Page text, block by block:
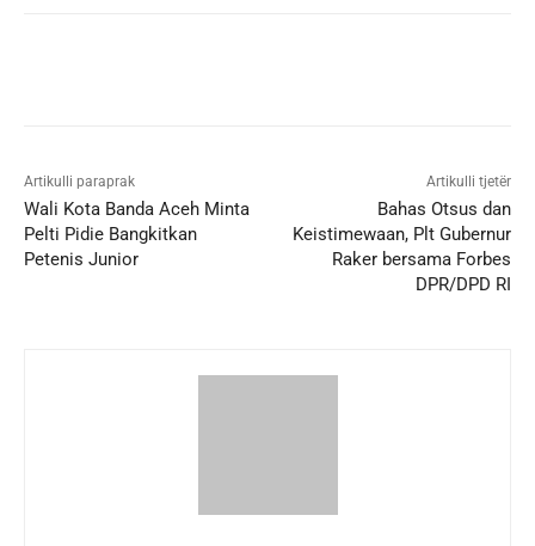
Artikulli paraprak
Wali Kota Banda Aceh Minta
Pelti Pidie Bangkitkan
Petenis Junior
Artikulli tjetër
Bahas Otsus dan
Keistimewaan, Plt Gubernur
Raker bersama Forbes
DPR/DPD RI